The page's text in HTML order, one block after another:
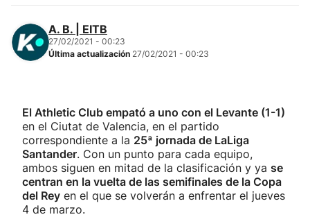
A. B. | EITB
27/02/2021 - 00:23
Última actualización 27/02/2021 - 00:23
El Athletic Club empató a uno con el Levante (1-1)
en el Ciutat de Valencia, en el partido
correspondiente a la 25ª jornada de LaLiga
Santander. Con un punto para cada equipo,
ambos siguen en mitad de la clasificación y ya se
centran en la vuelta de las semifinales de la Copa
del Rey en el que se volverán a enfrentar el jueves
4 de marzo.